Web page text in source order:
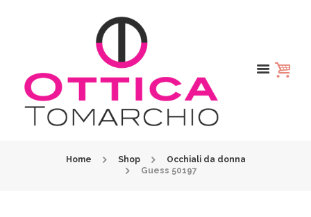
Home Shop
Occhiali da donna
Guess 50197